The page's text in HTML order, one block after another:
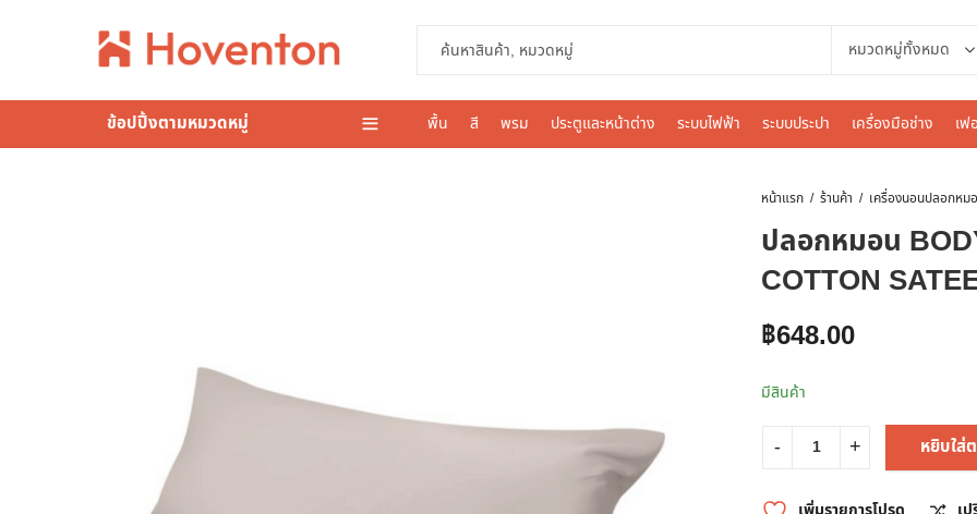
ข้อปปิ้งตามหมวดหมู่ พื้น สี พรม ประตูและหน้าต่าง ระบบไฟฟ้า ระบบประปา เครื่องมือช่าง เฟ
หน้าแรก ร้านค้า เครื่องนอน
ปลอกหมอน
COTTON
฿648.00
มีสินค้า
หยิบใส่